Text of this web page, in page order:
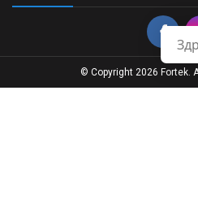
© Copyright 2026 Fortek.